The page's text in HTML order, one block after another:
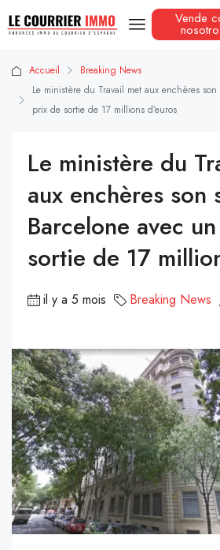
Vende
Accueil
Breaking News
Le ministère du Travail met aux enchères
prix de sortie de 17 millions d’euros
Le ministère du
aux enchères son
Barcelone avec
sortie de 17
il y a 5 mois Breaking News